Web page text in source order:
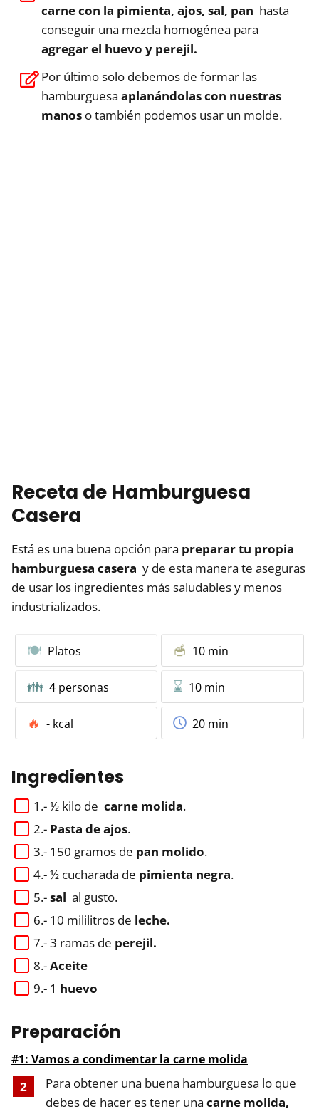
carne con la pimienta, ajos, sal, pan hasta
conseguir una mezcla homogénea para
agregar el huevo y perejil.
Por último solo debemos de formar las
hamburguesa aplanándolas con nuestras
manos o también podemos usar un molde.
Receta de Hamburguesa
Casera
Está es una buena opción para preparar tu propia
hamburguesa casera y de esta manera te aseguras
de usar los ingredientes más saludables y menos
industrializados.
Platos 10 min
4 personas 10 min
- kcal 20 min
Ingredientes
1.- ½ kilo de carne molida.
2.- Pasta de ajos.
3.- 150 gramos de pan molido.
4.- ½ cucharada de pimienta negra.
5.-sal al gusto.
6.- 10 mililitros de leche.
7.- 3 ramas de perejil.
8.-Aceite
9.- 1 huevo
Preparación
#1: Vamos a condimentar la carne molida
Para obtener una buena hamburguesa lo que
debes de hacer es tener una carne molida,